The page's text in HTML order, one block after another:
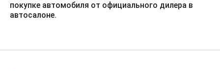
покупке автомобиля от официального дилера в
автосалоне.